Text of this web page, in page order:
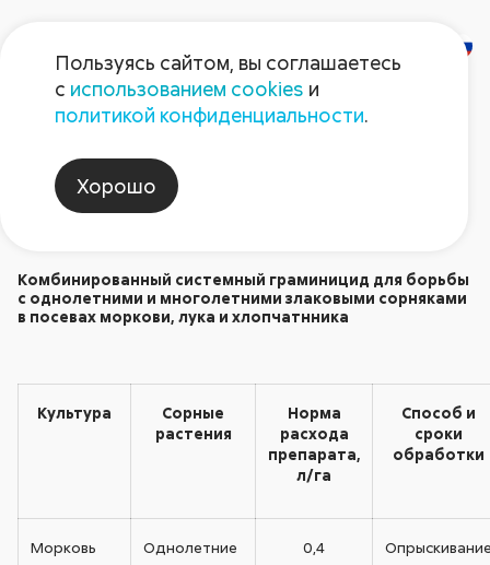
Квикстеп
Комбинированный системный граминицид для борьбы
с однолетними и многолетними злаковыми сорняками
в посевах моркови, лука и хлопчатнника
Культура
Сорные
растения
Норма
расхода
препарата,
л/га
Способ и
сроки
обработки
Морковь
Однолетние
0,4
Пользуясь сайтом, вы соглашаетесь
с использованием cookies и
политикой конфиденциальности.
Хорошо